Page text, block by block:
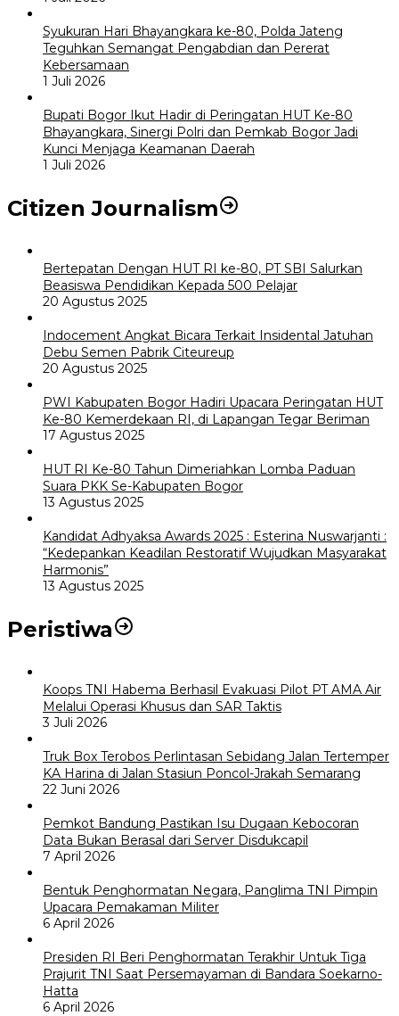
Syukuran Hari Bhayangkara ke-80, Polda Jateng
Teguhkan Semangat Pengabdian dan Pererat
Kebersamaan
1 Juli 2026
Bupati Bogor Ikut Hadir di Peringatan HUT Ke-80
Bhayangkara, Sinergi Polri dan Pemkab Bogor Jadi
Kunci Menjaga Keamanan Daerah
1 Juli 2026
Citizen Journalism
Bertepatan Dengan HUT RI ke-80, PT SBI Salurkan
Beasiswa Pendidikan Kepada 500 Pelajar
20 Agustus 2025
Indocement Angkat Bicara Terkait Insidental Jatuhan
Debu Semen Pabrik Citeureup
20 Agustus 2025
PWI Kabupaten Bogor Hadiri Upacara Peringatan HUT
Ke-80 Kemerdekaan RI, di Lapangan Tegar Beriman
17 Agustus 2025
HUT RI Ke-80 Tahun Dimeriahkan Lomba Paduan
Suara PKK Se-Kabupaten Bogor
13 Agustus 2025
Kandidat Adhyaksa Awards 2025 : Esterina Nuswarjanti :
“Kedepankan Keadilan Restoratif Wujudkan Masyarakat
Harmonis”
13 Agustus 2025
Peristiwa
Koops TNI Habema Berhasil Evakuasi Pilot PT AMA Air
Melalui Operasi Khusus dan SAR Taktis
3 Juli 2026
Truk Box Terobos Perlintasan Sebidang Jalan Tertemper
KA Harina di Jalan Stasiun Poncol-Jrakah Semarang
22 Juni 2026
Pemkot Bandung Pastikan Isu Dugaan Kebocoran
Data Bukan Berasal dari Server Disdukcapil
7 April 2026
Bentuk Penghormatan Negara, Panglima TNI Pimpin
Upacara Pemakaman Militer
6 April 2026
Presiden RI Beri Penghormatan Terakhir Untuk Tiga
Prajurit TNI Saat Persemayaman di Bandara Soekarno-
Hatta
6 April 2026